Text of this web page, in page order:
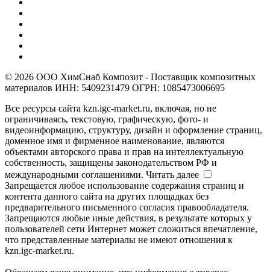
© 2026 ООО ХимСнаб Композит - Поставщик композитных
материалов ИНН: 5409231479 ОГРН: 1085473006695
Все ресурсы сайта kzn.igc-market.ru, включая, но не
ограничиваясь, текстовую, графическую, фото- и
видеоинформацию, структуру, дизайн и оформление страниц,
доменное имя и фирменное наименование, являются
объектами авторского права и прав на интеллектуальную
собственность, защищены законодательством РФ и
международными соглашениями. Читать далее
Запрещается любое использование содержания страниц и
контента данного сайта на других площадках без
предварительного письменного согласия правообладателя.
Запрещаются любые иные действия, в результате которых у
пользователей сети Интернет может сложиться впечатление,
что представленные материалы не имеют отношения к
kzn.igc-market.ru.